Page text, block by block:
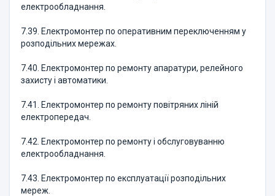
електрообладнання.
7.39. Електромонтер по оперативним переключенням у
розподільних мережах.
7.40. Електромонтер по ремонту апаратури, релейного
захисту і автоматики.
7.41. Електромонтер по ремонту повітряних ліній
електропередач.
7.42. Електромонтер по ремонту і обслуговуванню
електрообладнання.
7.43. Електромонтер по експлуатації розподільних
мереж.